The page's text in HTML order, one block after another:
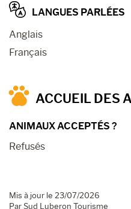
LANGUES PARLÉES
Anglais
Français
ACCUEIL DES
ANIMAUX ACCEPTÉS ?
Refusés
Mis à jour le 23/07/2026
Par Sud Luberon Tourisme